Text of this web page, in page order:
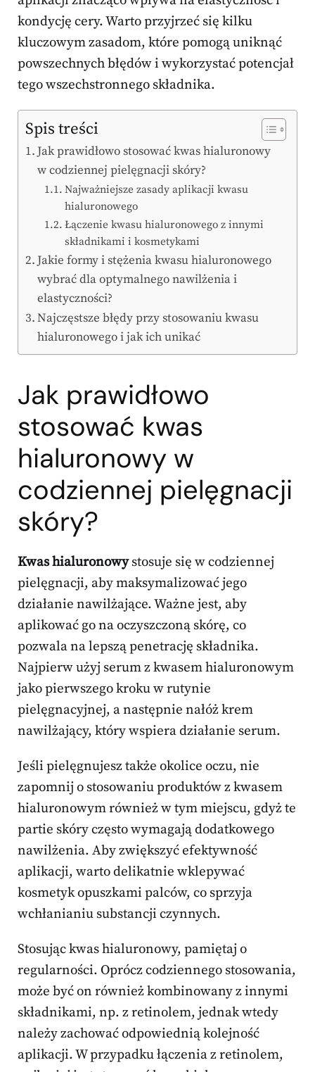
kondycję cery. Warto przyjrzeć się kilku
kluczowym zasadom, które pomogą uniknąć
powszechnych błędów i wykorzystać potencjał
tego wszechstronnego składnika.
Spis treści
Jak prawidłowo stosować kwas hialuronowy
w codziennej pielęgnacji skóry?
Najważniejsze zasady aplikacji kwasu
hialuronowego
Łączenie kwasu hialuronowego z innymi
składnikami i kosmetykami
Jakie formy i stężenia kwasu hialuronowego
wybrać dla optymalnego nawilżenia i
elastyczności?
Najczęstsze błędy przy stosowaniu kwasu
hialuronowego i jak ich unikać
Jak prawidłowo
stosować kwas
hialuronowy w
codziennej pielęgnacji
skóry?
Kwas hialuronowystosuje się w codziennej
pielęgnacji, aby maksymalizować jego
działanie nawilżające. Ważne jest, aby
aplikować go na oczyszczoną skórę, co
pozwala na lepszą penetrację składnika.
Najpierw użyj serum z kwasem hialuronowym
jako pierwszego kroku w rutynie
pielęgnacyjnej, a następnie nałóż krem
nawilżający, który wspiera działanie serum.
Jeśli pielęgnujesz także okolice oczu, nie
zapomnij o stosowaniu produktów z kwasem
hialuronowym również w tym miejscu, gdyż te
partie skóry często wymagają dodatkowego
nawilżenia. Aby zwiększyć efektywność
aplikacji, warto delikatnie wklepywać
kosmetyk opuszkami palców, co sprzyja
wchłanianiu substancji czynnych.
Stosując kwas hialuronowy, pamiętaj o
regularności. Oprócz codziennego stosowania,
może być on również kombinowany z innymi
składnikami, np. z retinolem, jednak wtedy
należy zachować odpowiednią kolejność
aplikacji. W przypadku łączenia z retinolem,